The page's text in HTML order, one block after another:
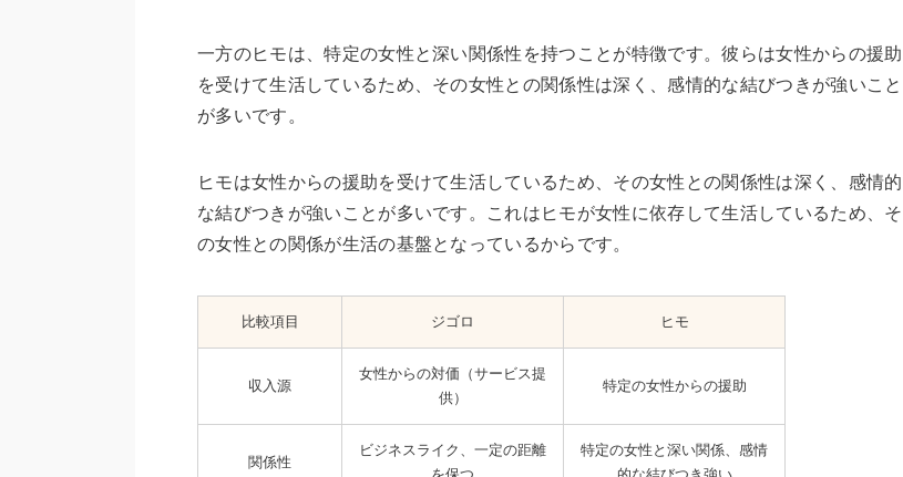
一方のヒモは、特定の女性と深い関係性を持つことが特徴です。彼らは女性からの援助
を受けて生活しているため、その女性との関係性は深く、感情的な結びつきが強いこと
が多いです。
ヒモは女性からの援助を受けて生活しているため、その女性との関係性は深く、感情的
な結びつきが強いことが多いです。これはヒモが女性に依存して生活しているため、そ
の女性との関係が生活の基盤となっているからです。
比較項目 ジゴロ ヒモ
収入源
女性からの対価（サービス提
供）
特定の女性からの援助
関係性
ビジネスライク、一定の距離
特定の女性と深い関係、感情